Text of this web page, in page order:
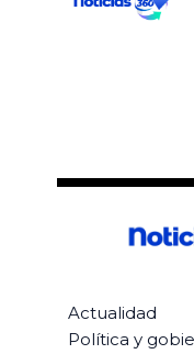
Actualidad
Política y